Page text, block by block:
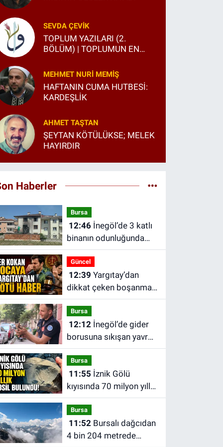
SEVDA ÇEVIK
TOPLUM YAZILARI (2.
BÖLÜM) | TOPLUMUN EN
MEHMET NURI MEMIŞ
HAFTANIN CUMA HUTBESİ:
KARDEŞLİK
AHMET TAŞTAN
ŞEYTAN KÖTÜLÜKSE; MELEK
HAYIRDIR
Haberler
Bursa
12:46İnegöl’de 3 katlı
binanın odunluğunda
yangın paniği
Güncel
12:39
dikkat çeken boşanma
kararı: Kişisel temizliğe
dikkat etmeyen eş tam
kusurlu sayıldı
Bursa
12:12İnegöl’de gider
borusuna sıkışan yavru
kedi böyle kurtarıldı
Bursa
11:55
kıyısında 70 milyon yıllık
fosil bulundu
Bursa
11:52Bursalı dağcıdan
4 bin 204 metrede